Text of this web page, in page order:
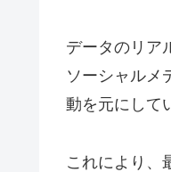
データのリア
ソーシャルメ
動を元にして
これにより、